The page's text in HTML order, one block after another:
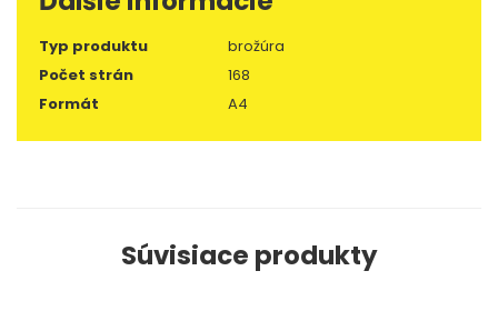
Typ produktu
brožúra
Počet strán
168
Formát
A4
Súvisiace produkty